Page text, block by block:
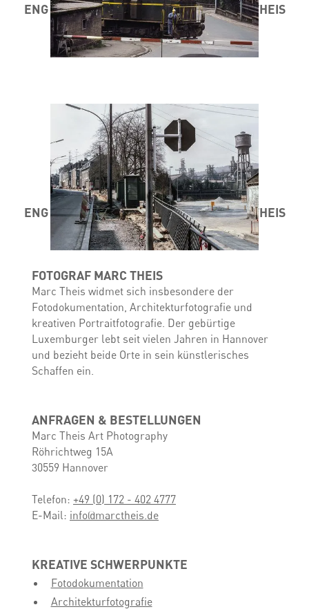
ENG STAD AM MINETT 1984 / 85 ® MARC THEIS
ENG STAD AM MINETT 1984 / 85 ® MARC THEIS
FOTOGRAF MARC THEIS
Marc Theis widmet sich insbesondere der
Fotodokumentation, Architekturfotografie und
kreativen Portraitfotografie. Der gebürtige
Luxemburger lebt seit vielen Jahren in Hannover
und bezieht beide Orte in sein künstlerisches
Schaffen ein.
ANFRAGEN & BESTELLUNGEN
Marc Theis Art Photography
Röhrichtweg 15A
30559 Hannover
Telefon: +49 (0) 172 - 402 4777
E-Mail: info@marctheis.de
KREATIVE SCHWERPUNKTE
Fotodokumentation
Architekturfotografie